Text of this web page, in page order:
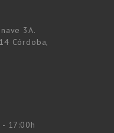
3A.
Córdoba,
17:00h